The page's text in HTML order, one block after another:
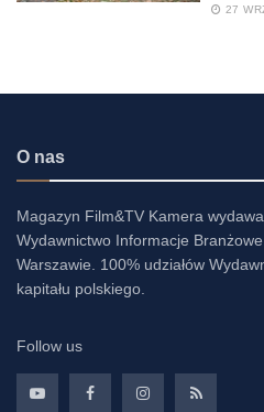
27
O nas
Magazyn Film&TV Kamera
Wydawnictwo Informacje
Warszawie. 100% udziałów
kapitału polskiego.
Follow us